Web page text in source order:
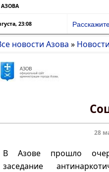
23:08
новости Азова »
28
В Азове прошло
заседание